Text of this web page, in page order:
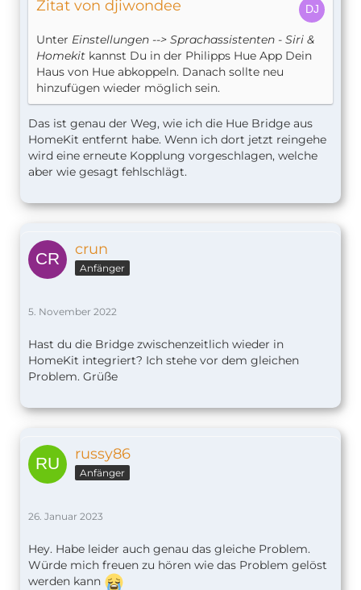
Zitat von djiwondee
Unter Einstellungen --> Sprachassistenten - Siri &
Homekit kannst Du in der Philipps Hue App Dein
Haus von Hue abkoppeln. Danach sollte neu
hinzufügen wieder möglich sein.
Das ist genau der Weg, wie ich die Hue Bridge aus
HomeKit entfernt habe. Wenn ich dort jetzt reingehe
wird eine erneute Kopplung vorgeschlagen, welche
aber wie gesagt fehlschlägt.
crun
Anfänger
5. November 2022
Hast du die Bridge zwischenzeitlich wieder in
HomeKit integriert? Ich stehe vor dem gleichen
Problem. Grüße
russy86
Anfänger
26. Januar 2023
Hey. Habe leider auch genau das gleiche Problem.
Würde mich freuen zu hören wie das Problem gelöst
werden kann